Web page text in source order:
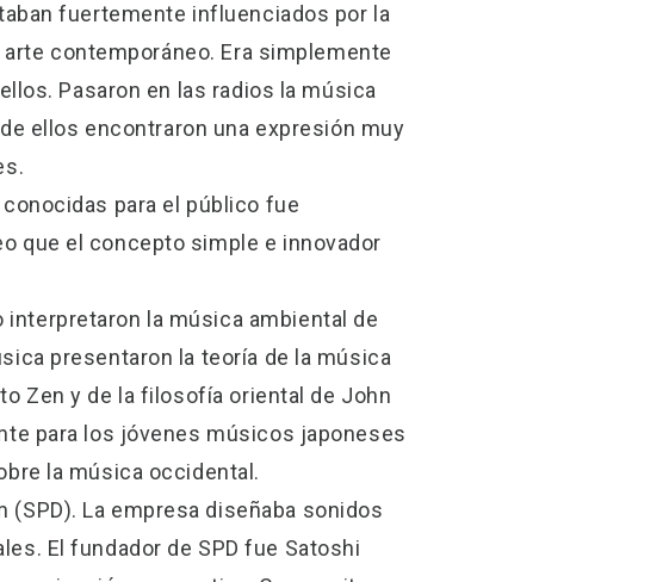
fuertemente influenciados por la
contemporáneo. Era simplemente
Pasaron en las radios la música
ellos encontraron una expresión muy
para el público fue
que el concepto simple e innovador
la música ambiental de
presentaron la teoría de la música
Zen y de la filosofía oriental de John
para los jóvenes músicos japoneses
la música occidental.
(SPD). La empresa diseñaba sonidos
El fundador de SPD fue Satoshi